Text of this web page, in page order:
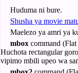
Huduma ni bure.
Shusha ya movie
Maelezo ya amri ya
mbox command (Flat
Huchota rectangular
vipimo mbili upeo wa